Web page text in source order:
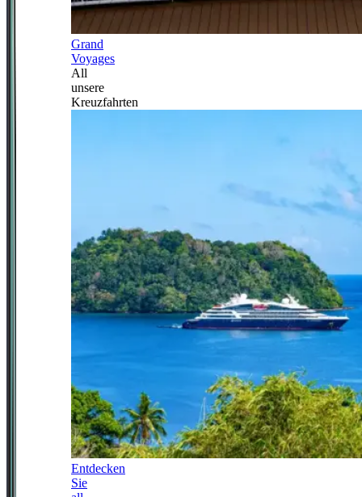
Grand
Voyages
All
unsere
Kreuzfahrten
Entdecken
Sie